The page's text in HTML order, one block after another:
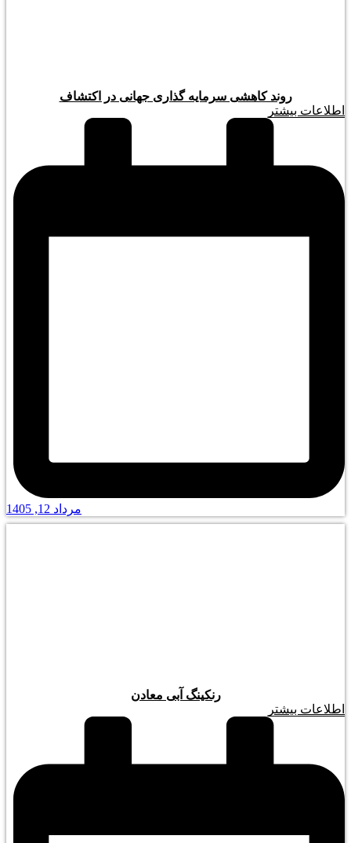
روند کاهشی سرمایه گذاری جهانی در اکتشاف
اطلاعات بیشتر
مرداد 12, 1405
رنکینگ آبی معادن
اطلاعات بیشتر